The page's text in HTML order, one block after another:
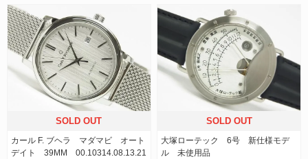
SOLD OUT
カール F. ブヘラ マダマビ オート
デイト 39MM 00.10314.08.13.21
SOLD OUT
大塚ローテック 6号 新仕様モデ
ル 未使用品